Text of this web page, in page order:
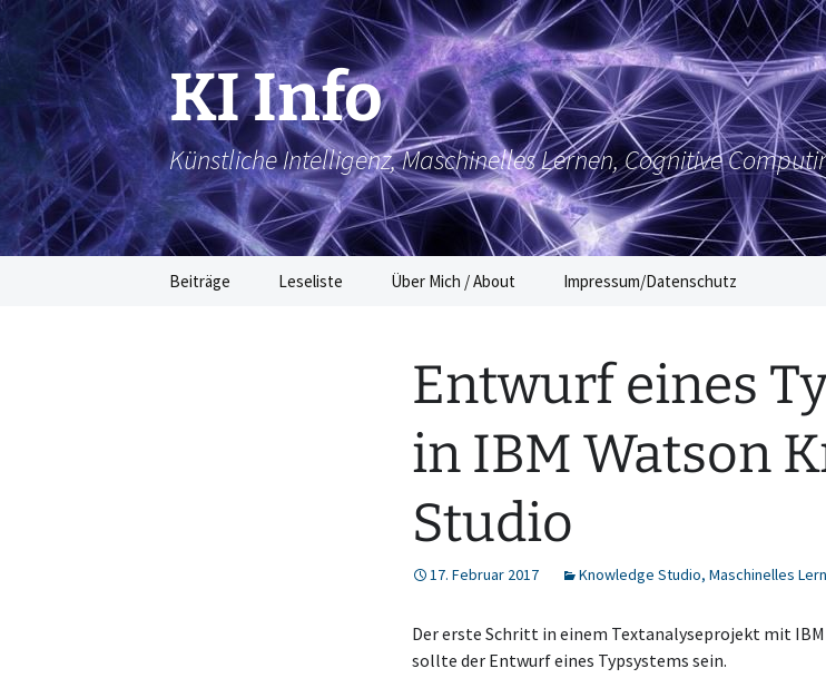
Zum
Inhalt
springen
KI Info
Künstliche Intelligenz, Maschinelles Lernen, Cognitive
Beiträge Leseliste Über Mich / About Impressum/Datenschutz
Entwurf eines
in IBM Watson
Studio
17. Februar 2017 Knowledge Studio, Maschinelles
Der erste Schritt in einem Textanalyseprojekt mit
sollte der Entwurf eines Typsystems sein.